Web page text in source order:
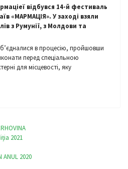
відбувся 14-й фестиваль
«МАРМАЦІЯ». У заході взяли
з Румунії, з Молдови та
в процесію, пройшовши
перед спеціальною
для місцевості, яку
2021
ANUL 2020